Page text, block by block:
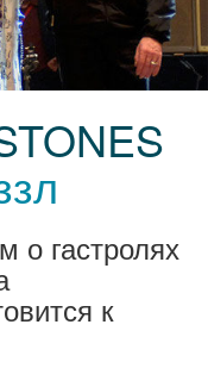
о гастролях
к